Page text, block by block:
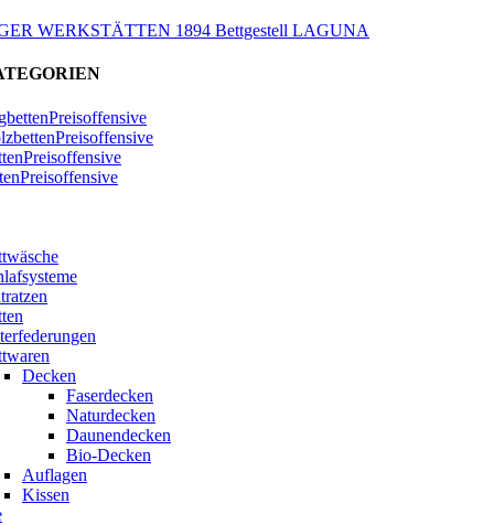
WERKSTÄTTEN 1894 Bettgestell LAGUNA
Decken
Faserdecken
Naturdecken
Daunendecken
Bio-Decken
Auflagen
Kissen